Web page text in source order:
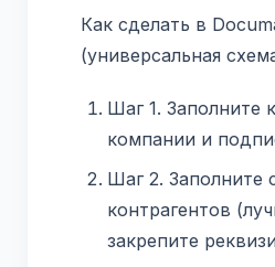
Как сделать в
(универсальная
Шаг 1. Заполните
компании и
Шаг 2. Заполните
контрагентов
закрепите